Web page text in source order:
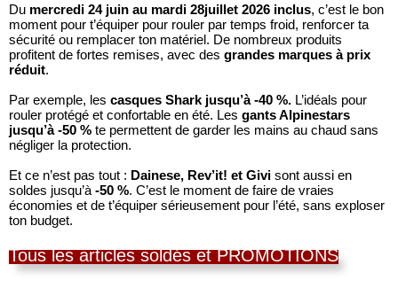
Du mercredi 24 juin au mardi 28juillet 2026 inclus, c’est le bon
moment pour t’équiper pour rouler par temps froid, renforcer ta
sécurité ou remplacer ton matériel. De nombreux produits
profitent de fortes remises, avec des grandes marques à prix
réduit.
Par exemple, les casques Shark jusqu’à -40 %. L’idéals pour
rouler protégé et confortable en été. Les gants Alpinestars
jusqu’à -50 % te permettent de garder les mains au chaud sans
négliger la protection.
Et ce n’est pas tout : Dainese, Rev’it! et Givi sont aussi en
soldes jusqu’à -50 %. C’est le moment de faire de vraies
économies et de t’équiper sérieusement pour l’été, sans exploser
ton budget.
Tous les articles soldés et PROMOTIONS